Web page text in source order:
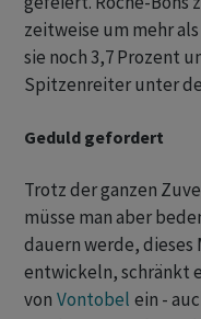
zeitweise um mehr
sie noch 3,7 Prozent
Spitzenreiter unter
Geduld gefordert
Trotz der ganzen
müsse man aber
dauern werde,
entwickeln, schränkt
von Vontobel ein -